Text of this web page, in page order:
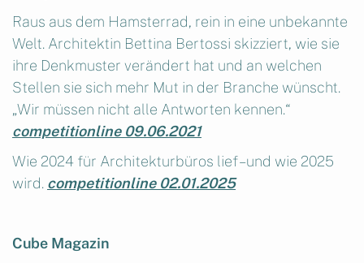
Raus aus dem Hamsterrad, rein in eine unbekannte
Welt. Architektin Bettina Bertossi skizziert, wie sie
ihre Denkmuster verändert hat und an welchen
Stellen sie sich mehr Mut in der Branche wünscht.
„Wir müssen nicht alle Antworten kennen.“
competitionline 09.06.2021
Wie 2024 für Architekturbüros lief – und wie 2025
wird. competitionline 02.01.2025
Cube Magazin